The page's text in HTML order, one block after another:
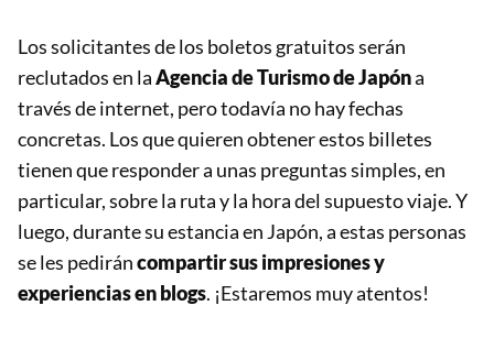
Los solicitantes de los boletos gratuitos serán
reclutados en laAgencia de Turismo de Japóna
través de internet, pero todavía no hay fechas
concretas. Los que quieren obtener estos billetes
tienen que responder a unas preguntas simples, en
particular, sobre la ruta y la hora del supuesto viaje. Y
luego, durante su estancia en Japón, a estas personas
se les pediráncompartir sus impresiones y
experiencias en blogs. ¡Estaremos muy atentos!